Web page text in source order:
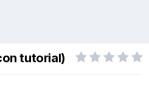
tutorial)